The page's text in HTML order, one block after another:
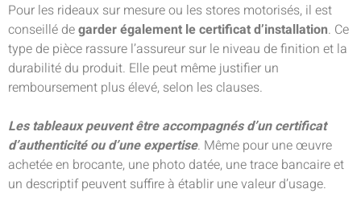
Pour les rideaux sur mesure ou les stores motorisés, il est
conseillé degarder également le certificat d’installation. Ce
type de pièce rassure l’assureur sur le niveau de finition et la
durabilité du produit. Elle peut même justifier un
remboursement plus élevé, selon les clauses.
Les tableaux peuvent être accompagnés d’un certificat
d’authenticité ou d’une expertise. Même pour une œuvre
achetée en brocante, une photo datée, une trace bancaire et
un descriptif peuvent suffire à établir une valeur d’usage.